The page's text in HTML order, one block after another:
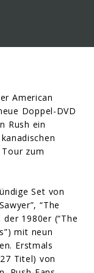
American
Doppel-DVD
Rush ein
zum
Set von
“The
1980er (“The
mit neun
Erstmals
Titel) von